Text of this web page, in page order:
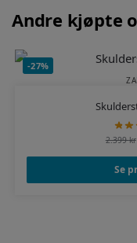
Andre kjøpte
-27%
2.399kr
Se